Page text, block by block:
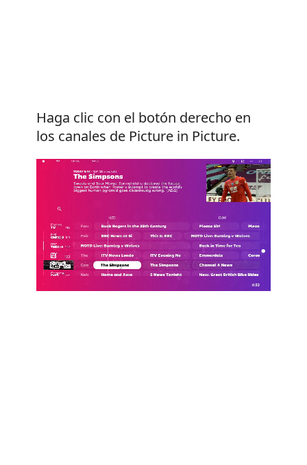
Haga clic con el botón derecho en
los canales de Picture in Picture.